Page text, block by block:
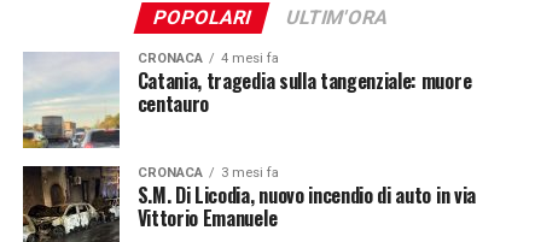
POPOLARI ULTIM'ORA
CRONACA 4 mesi fa
Catania, tragedia sulla tangenziale: muore
centauro
CRONACA 3 mesi fa
S.M. Di Licodia, nuovo incendio di auto in via
Vittorio Emanuele